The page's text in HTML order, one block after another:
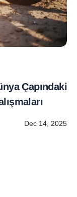
Çapındaki
Dec 14, 2025